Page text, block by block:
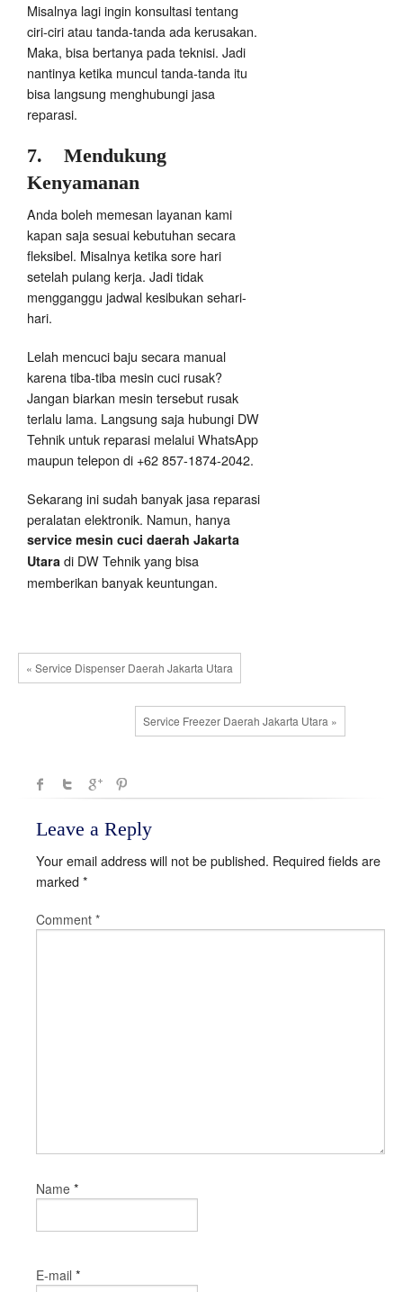
Misalnya lagi ingin konsultasi tentang
ciri-ciri atau tanda-tanda ada kerusakan.
Maka, bisa bertanya pada teknisi. Jadi
nantinya ketika muncul tanda-tanda itu
bisa langsung menghubungi jasa
reparasi.
7. Mendukung
Kenyamanan
Anda boleh memesan layanan kami
kapan saja sesuai kebutuhan secara
fleksibel. Misalnya ketika sore hari
setelah pulang kerja. Jadi tidak
mengganggu jadwal kesibukan sehari-
hari.
Lelah mencuci baju secara manual
karena tiba-tiba mesin cuci rusak?
Jangan biarkan mesin tersebut rusak
terlalu lama. Langsung saja hubungi DW
Tehnik untuk reparasi melalui WhatsApp
maupun telepon di +62 857-1874-2042.
Sekarang ini sudah banyak jasa reparasi
peralatan elektronik. Namun, hanya
service mesin cuci daerah Jakarta
Utara di DW Tehnik yang bisa
memberikan banyak keuntungan.
« Service Dispenser Daerah Jakarta Utara
Service Freezer Daerah Jakarta Utara »
Leave a Reply
Your email address will not be published. Required fields are
marked*
Comment *
Name *
E-mail *